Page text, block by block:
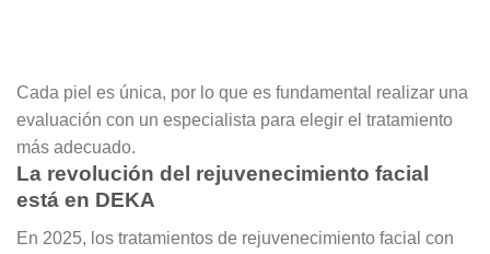
Cada piel es única, por lo que es fundamental realizar una
evaluación con un especialista para elegir el tratamiento
más adecuado.
La revolución del rejuvenecimiento facial
está en DEKA
En 2025, los tratamientos de rejuvenecimiento facial con